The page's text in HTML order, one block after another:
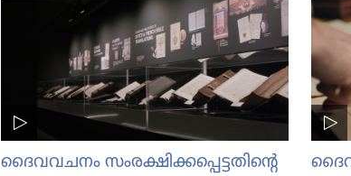
ദൈവ​വ​ചനം സംരക്ഷി​ക്ക​പ്പെ​ട്ട​തി​ന്റെ